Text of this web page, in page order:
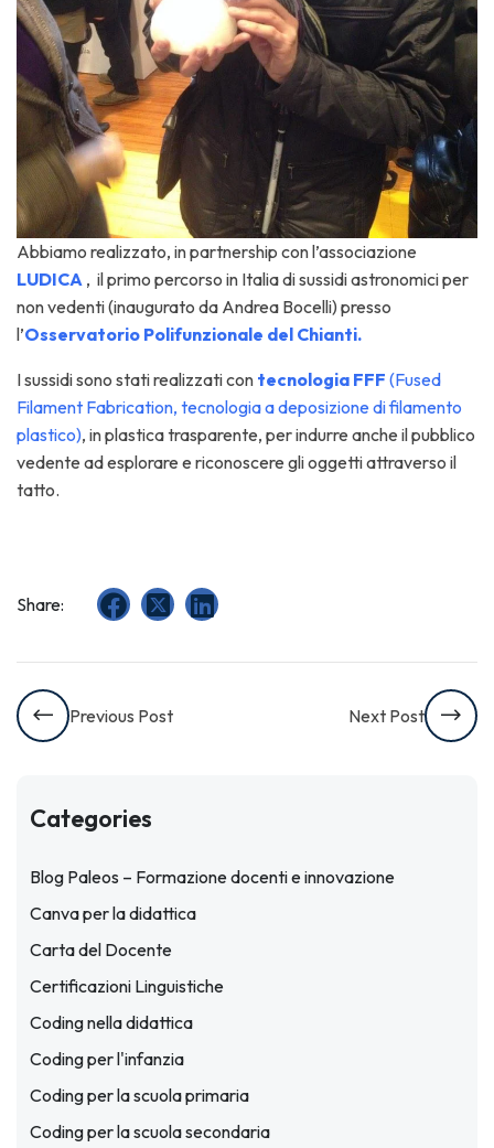
Abbiamo realizzato, in partnership con l’associazione
LUDICA , il primo percorso in Italia di sussidi astronomici per
non vedenti (inaugurato da Andrea Bocelli) presso
l’Osservatorio Polifunzionale del Chianti.
I sussidi sono stati realizzati con tecnologia FFF (Fused
Filament Fabrication, tecnologia a deposizione di filamento
plastico), in plastica trasparente, per indurre anche il pubblico
vedente ad esplorare e riconoscere gli oggetti attraverso il
tatto.
Share:
Previous Post Next Post
Categories
Blog Paleos – Formazione docenti e innovazione
Canva per la didattica
Carta del Docente
Certificazioni Linguistiche
Coding nella didattica
Coding per l'infanzia
Coding per la scuola primaria
Coding per la scuola secondaria